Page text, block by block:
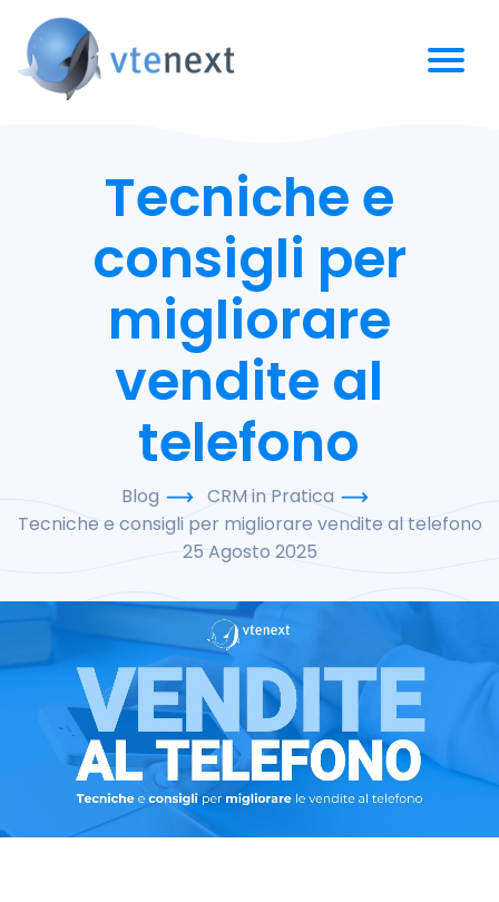
Tecniche e
consigli per
migliorare
vendite al
telefono
Blog
CRM in Pratica
Tecniche e consigli per migliorare vendite al telefono
25 Agosto 2025